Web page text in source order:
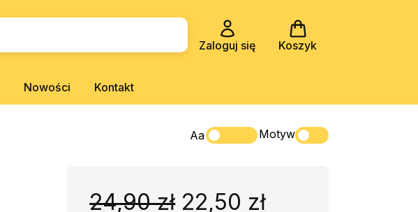
Zaloguj się Koszyk
Nowości Kontakt
Aa Motyw
24,90 zł22,50 zł